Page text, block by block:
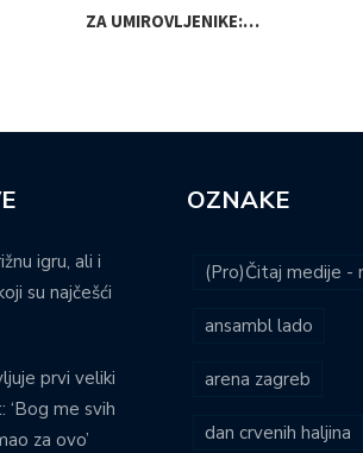
ZA UMIROVLJENIKE:…
igru, ali i
su najčešći
prvi veliki
me svih
za ovo’
OZNAKE
(Pro)Čitaj medije -
ansambl lado
arena zagreb
dan crvenih haljina